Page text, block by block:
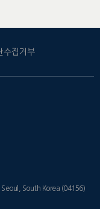
수집거부
South Korea (04156)